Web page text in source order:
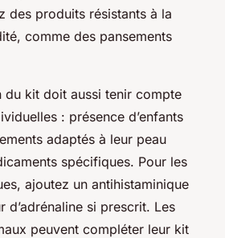
des produits résistants à la
comme des pansements
du kit doit aussi tenir compte
: présence d’enfants
adaptés à leur peau
spécifiques. Pour les
ajoutez un antihistaminique
d’adrénaline si prescrit. Les
peuvent compléter leur kit